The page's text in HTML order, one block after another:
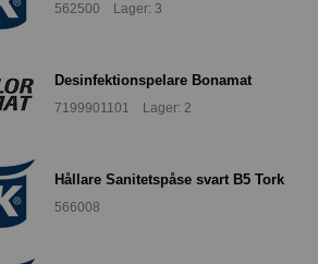
562500 Lager: 3
Desinfektionspelare Bonamat
7199901101 Lager: 2
Hållare Sanitetspåse svart B5 Tork
566008